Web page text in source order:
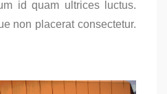
id quam ultrices luctus.
non placerat consectetur.